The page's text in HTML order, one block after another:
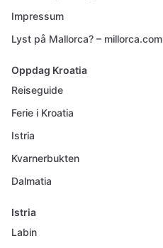
Impressum
Lyst på Mallorca? – millorca.com
Oppdag Kroatia
Reiseguide
Ferie i Kroatia
Istria
Kvarnerbukten
Dalmatia
Istria
Labin